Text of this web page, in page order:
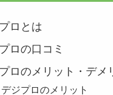
ロとは
ロの口コミ
ロのメリット・デメ
デジプロのメリット